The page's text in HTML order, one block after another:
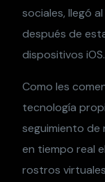
sociales, llegó
después de
dispositivos iOS.
Como les
tecnología
seguimiento
en tiempo real
rostros